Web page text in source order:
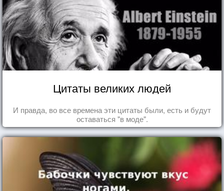
Цитаты великих людей
И правда, во все времена эти цитаты были, есть и будут
оставаться "в моде".